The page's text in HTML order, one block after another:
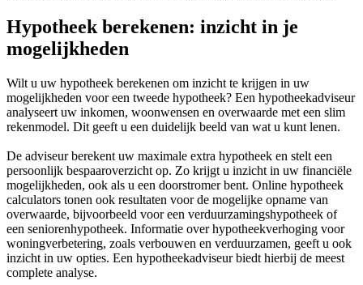
Hypotheek berekenen: inzicht in je
mogelijkheden
Wilt u uw hypotheek berekenen om inzicht te krijgen in uw
mogelijkheden voor een tweede hypotheek? Een hypotheekadviseur
analyseert uw inkomen, woonwensen en overwaarde met een slim
rekenmodel. Dit geeft u een duidelijk beeld van wat u kunt lenen.
De adviseur berekent uw maximale extra hypotheek en stelt een
persoonlijk bespaaroverzicht op. Zo krijgt u inzicht in uw financiële
mogelijkheden, ook als u een doorstromer bent. Online hypotheek
calculators tonen ook resultaten voor de mogelijke opname van
overwaarde, bijvoorbeeld voor een verduurzamingshypotheek of
een seniorenhypotheek. Informatie over hypotheekverhoging voor
woningverbetering, zoals verbouwen en verduurzamen, geeft u ook
inzicht in uw opties. Een hypotheekadviseur biedt hierbij de meest
complete analyse.